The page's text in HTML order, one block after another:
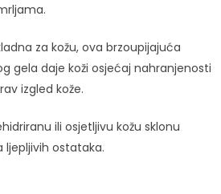
za kožu, ova brzoupijajuća
gela daje koži osjećaj nahranjenosti
izgled kože.
ili osjetljivu kožu sklonu
ljepljivih ostataka.